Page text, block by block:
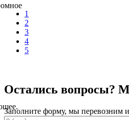
1
2
3
4
5
Остались вопросы?
Заполните форму, мы перевозним